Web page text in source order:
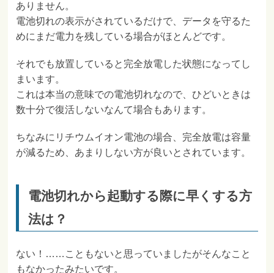
ありません。
電池切れの表示がされているだけで、データを守るた
めにまだ電力を残している場合がほとんどです。
それでも放置していると完全放電した状態になってし
まいます。
これは本当の意味での電池切れなので、ひどいときは
数十分で復活しないなんて場合もあります。
ちなみにリチウムイオン電池の場合、完全放電は容量
が減るため、あまりしない方が良いとされています。
電池切れから起動する際に早くする方
法は？
ない！……こともないと思っていましたがそんなこと
もなかったみたいです。